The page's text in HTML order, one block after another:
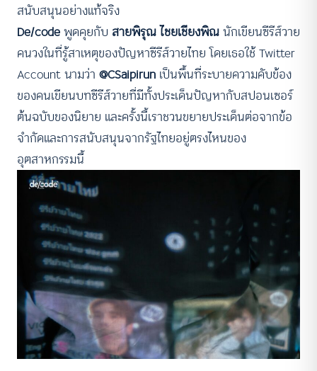
สนับสนุนอย่างแท้จริง
De/codeพูดคุยกับ สายพิรุณ ไชยเชียงพิณนักเขียนซีรีส์วาย
คนวงในที่รู้สาเหตุของปัญหาซีรีส์วายไทย โดยเธอใช้ Twitter
Account นามว่า @CSaipirun เป็นพื้นที่ระบายความคับข้อง
ของคนเขียนบทซีรีส์วายที่มีทั้งประเด็นปัญหากับสปอนเซอร์
ต้นฉบับของนิยาย และครั้งนี้เราชวนขยายประเด็นต่อจากข้อ
จำกัดและการสนับสนุนจากรัฐไทยอยู่ตรงไหนของ
อุตสาหกรรมนี้